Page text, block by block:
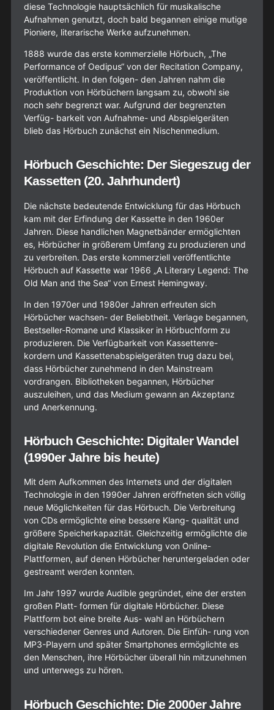
diese Technologie hauptsächlich für musikalische
Aufnahmen genutzt, doch bald begannen einige mutige
Pioniere, literarische Werke aufzunehmen.
1888 wurde das erste kommerzielle Hörbuch, „The
Performance of Oedipus“ von der Recitation Company,
veröffentlicht. In den folgen- den Jahren nahm die
Produktion von Hörbüchern langsam zu, obwohl sie
noch sehr begrenzt war. Aufgrund der begrenzten
Verfüg- barkeit von Aufnahme- und Abspielgeräten
blieb das Hörbuch zunächst ein Nischenmedium.
Hörbuch Geschichte: Der Siegeszug der
Kassetten (20. Jahrhundert)
Die nächste bedeutende Entwicklung für das Hörbuch
kam mit der Erfindung der Kassette in den 1960er
Jahren. Diese handlichen Magnetbänder ermöglichten
es, Hörbücher in größerem Umfang zu produzieren und
zu verbreiten. Das erste kommerziell veröffentlichte
Hörbuch auf Kassette war 1966 „A Literary Legend: The
Old Man and the Sea“ von Ernest Hemingway.
In den 1970er und 1980er Jahren erfreuten sich
Hörbücher wachsen- der Beliebtheit. Verlage begannen,
Bestseller-Romane und Klassiker in Hörbuchform zu
produzieren. Die Verfügbarkeit von Kassettenre-
kordern und Kassettenabspielgeräten trug dazu bei,
dass Hörbücher zunehmend in den Mainstream
vordrangen. Bibliotheken begannen, Hörbücher
auszuleihen, und das Medium gewann an Akzeptanz
und Anerkennung.
Hörbuch Geschichte: Digitaler Wandel
(1990er Jahre bis heute)
Mit dem Aufkommen des Internets und der digitalen
Technologie in den 1990er Jahren eröffneten sich völlig
neue Möglichkeiten für das Hörbuch. Die Verbreitung
von CDs ermöglichte eine bessere Klang- qualität und
größere Speicherkapazität. Gleichzeitig ermöglichte die
digitale Revolution die Entwicklung von Online-
Plattformen, auf denen Hörbücher heruntergeladen oder
gestreamt werden konnten.
Im Jahr 1997 wurde Audible gegründet, eine der ersten
großen Platt- formen für digitale Hörbücher. Diese
Plattform bot eine breite Aus- wahl an Hörbüchern
verschiedener Genres und Autoren. Die Einfüh- rung von
MP3-Playern und später Smartphones ermöglichte es
den Menschen, ihre Hörbücher überall hin mitzunehmen
und unterwegs zu hören.
Hörbuch Geschichte: Die 2000er Jahre